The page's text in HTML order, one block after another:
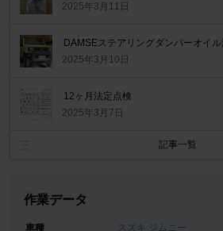
2025年3月11日
DAMSEステアリングダンパーオイ
2025年3月10日
12ヶ月法定点検
2025年3月7日
記事一覧
作業データ
車種
スズキ ジムニー